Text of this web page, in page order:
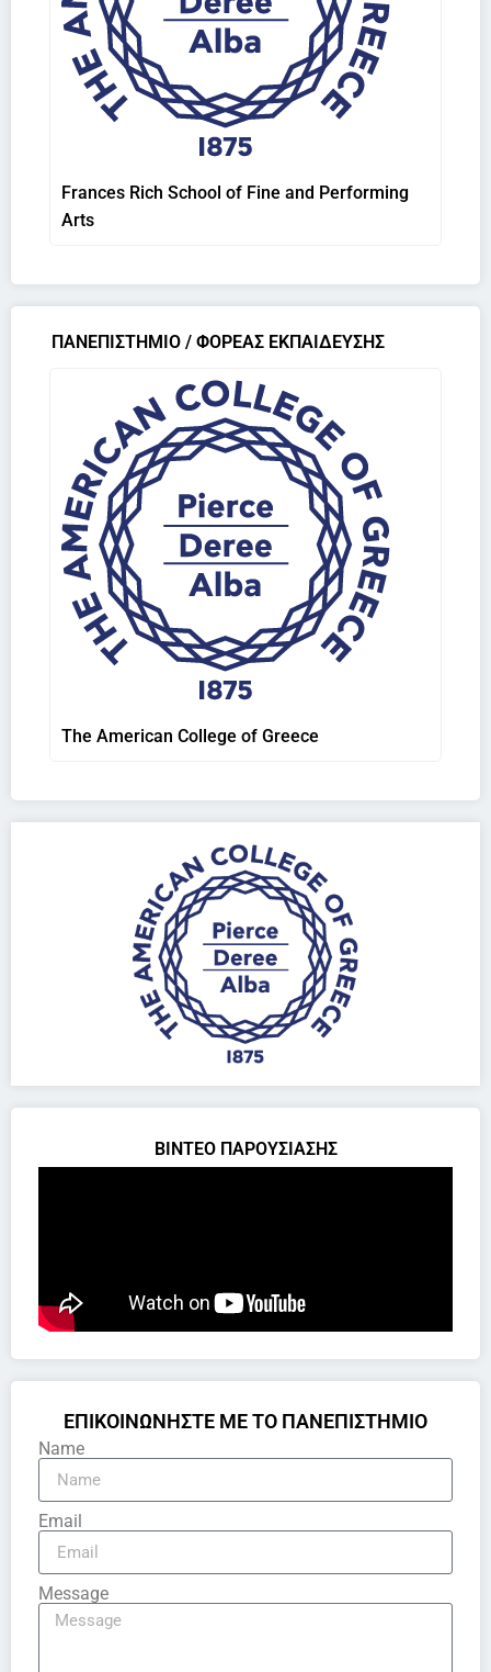
Frances Rich School of Fine and Performing
Arts
ΠΑΝΕΠΙΣΤΗΜΙΟ / ΦΟΡΕΑΣ ΕΚΠΑΙΔΕΥΣΗΣ
The American College of Greece
ΒΙΝΤΕΟ ΠΑΡΟΥΣΙΑΣΗΣ
ΕΠΙΚΟΙΝΩΝΗΣΤΕ ΜΕ ΤΟ ΠΑΝΕΠΙΣΤΗΜΙΟ
Name
Email
Message